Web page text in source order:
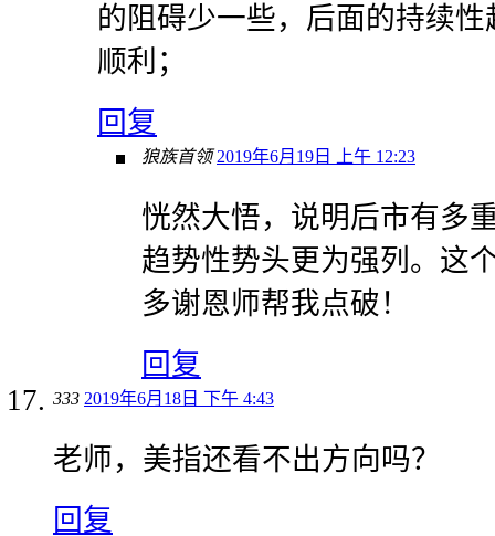
的阻碍少一些，后面的持续
顺利；
回复
狼族首领 2019年6月19日 上午 12:23
恍然大悟，说明后市有多
趋势性势头更为强列。这
多谢恩师帮我点破！
回复
333 2019年6月18日 下午 4:43
老师，美指还看不出方向吗？
回复